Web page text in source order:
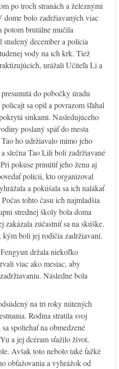
po troch stranách a železnými
dome bolo zadržiavaných viac
potom brutálne mučila
december a polícia
vody na ich krk. Tiež
urážali Učiteľa Li a
do pobočky úradu
sa opil a povrazom šľahal
sinkami. Nasledujúceho
poslaný späť do mesta
ho udržiavalo mimo jeho
slečna Tao Lili boli zadržiavané
pokuse prinútiť jeho ženu aj
polícii, kto organizoval
a pokúšala sa ich nalákať
tohto času ich najmladšia
strednej školy bola doma
zúčastniť sa na skúške.
kým boli jej rodičia zadržiavaní.
držala niekoľko
viac ako mesiac, aby
Následne bola
na tri roky nútených
Rodina stratila svoj
spoliehať na obmedzené
a jej dcéram sťažilo život,
Avšak toto nebolo také ťažké
obťažovania a vyhrážok od